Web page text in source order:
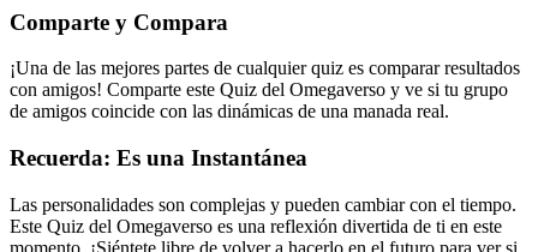
Comparte y Compara
¡Una de las mejores partes de cualquier quiz es comparar resultados
con amigos! Comparte este Quiz del Omegaverso y ve si tu grupo
de amigos coincide con las dinámicas de una manada real.
Recuerda: Es una Instantánea
Las personalidades son complejas y pueden cambiar con el tiempo.
Este Quiz del Omegaverso es una reflexión divertida de ti en este
momento. ¡Siéntete libre de volver a hacerlo en el futuro para ver si